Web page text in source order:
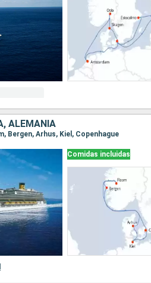
ALEMANIA
Bergen, Arhus, Kiel, Copenhague
Comidas incluidas